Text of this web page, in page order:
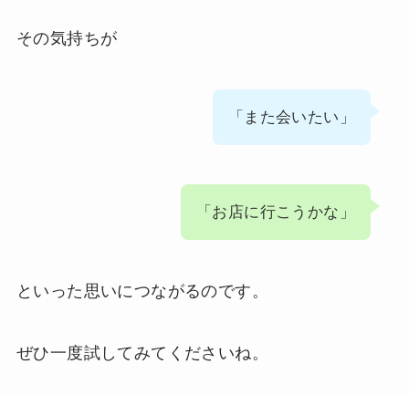
その気持ちが
「また会いたい」
「お店に行こうかな」
といった思いにつながるのです。
ぜひ一度試してみてくださいね。